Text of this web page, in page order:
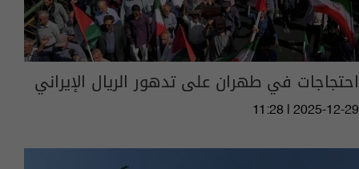
احتجاجات في طهران على تدهور الريال الإيراني
11:28 | 2025-12-29